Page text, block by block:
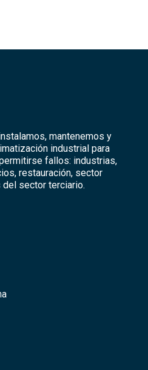
mantenemos y
industrial para
fallos: industrias,
restauración, sector
sector terciario.